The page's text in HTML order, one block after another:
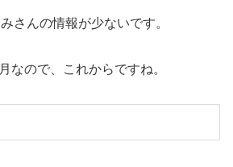
さんの情報が少ないです。
なので、これからですね。